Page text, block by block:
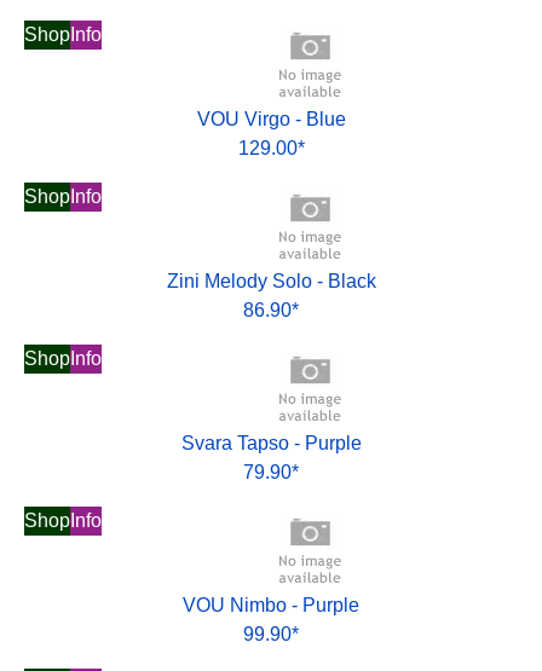
Shop Info
VOU Virgo - Blue
129.00*
Shop Info
Zini Melody Solo - Black
86.90*
Shop Info
Svara Tapso - Purple
79.90*
Shop Info
VOU Nimbo - Purple
99.90*